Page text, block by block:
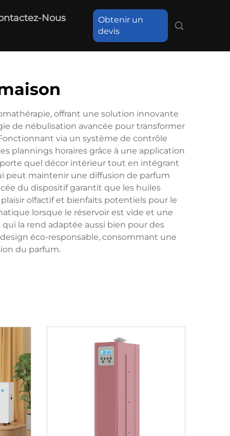
Nous
Obtenir un
devis
offrant une solution innovante
de nébulisation avancée pour transformer
via un système de contrôle
plannings horaires grâce à une application
quel décor intérieur tout en intégrant
peut maintenir une diffusion de parfum
du dispositif garantit que les huiles
olfactif et bienfaits potentiels pour le
lorsque le réservoir est vide et une
la rend adaptée aussi bien pour des
éco-responsable, consommant une
du parfum.